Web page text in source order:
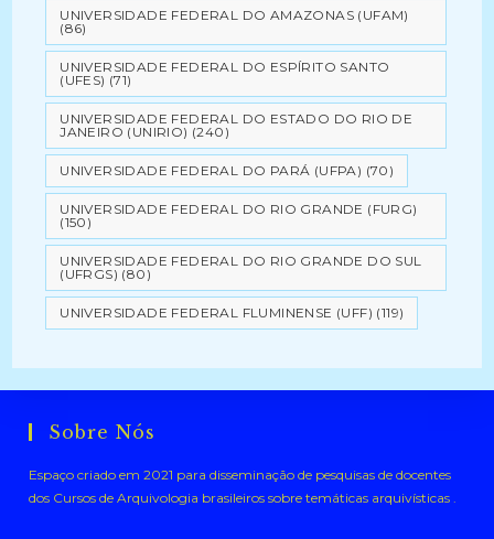
UNIVERSIDADE FEDERAL DO AMAZONAS (UFAM)
(86)
UNIVERSIDADE FEDERAL DO ESPÍRITO SANTO
(UFES) (71)
UNIVERSIDADE FEDERAL DO ESTADO DO RIO DE
JANEIRO (UNIRIO) (240)
UNIVERSIDADE FEDERAL DO PARÁ (UFPA) (70)
UNIVERSIDADE FEDERAL DO RIO GRANDE (FURG)
(150)
UNIVERSIDADE FEDERAL DO RIO GRANDE DO SUL
(UFRGS) (80)
UNIVERSIDADE FEDERAL FLUMINENSE (UFF) (119)
Sobre Nós
Espaço criado em 2021 para disseminação de pesquisas de docentes
dos Cursos de Arquivologia brasileiros sobre temáticas arquivísticas .